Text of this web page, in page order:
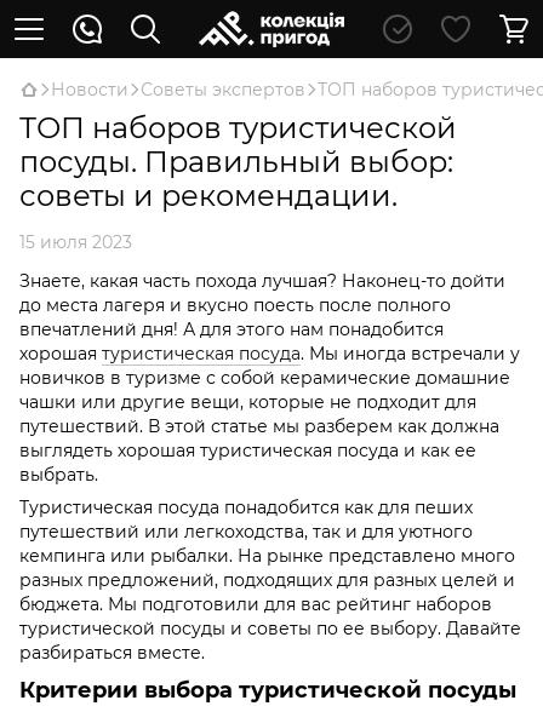
Новости Советы экспертов ТОП наборов
ТОП наборов туристической
посуды. Правильный выбор:
советы и рекомендации.
15 июля 2023
Знаете, какая часть похода лучшая? Наконец-то дойти
до места лагеря и вкусно поесть после полного
впечатлений дня! А для этого нам понадобится
хорошая туристическая посуда. Мы иногда встречали у
новичков в туризме с собой керамические домашние
чашки или другие вещи, которые не подходит для
путешествий. В этой статье мы разберем как должна
выглядеть хорошая туристическая посуда и как ее
выбрать.
Туристическая посуда понадобится как для пеших
путешествий или легкоходства, так и для уютного
кемпинга или рыбалки. На рынке представлено много
разных предложений, подходящих для разных целей и
бюджета. Мы подготовили для вас рейтинг наборов
туристической посуды и советы по ее выбору. Давайте
разбираться вместе.
Критерии выбора туристической посуды